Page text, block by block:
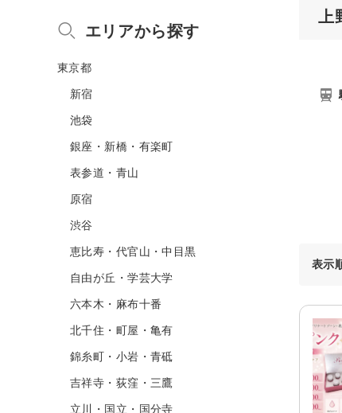
上
表示
エリアから探す
東京都
新宿
池袋
銀座・新橋・有楽町
表参道・青山
原宿
渋谷
恵比寿・代官山・中目黒
自由が丘・学芸大学
六本木・麻布十番
北千住・町屋・亀有
錦糸町・小岩・青砥
吉祥寺・荻窪・三鷹
立川・国立・国分寺